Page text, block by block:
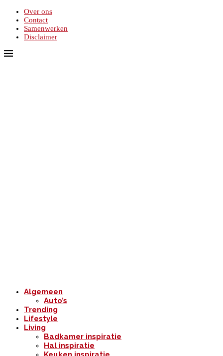
Over ons
Contact
Samenwerken
Disclaimer
Algemeen
Auto’s
Trending
Lifestyle
Living
Badkamer inspiratie
Hal inspiratie